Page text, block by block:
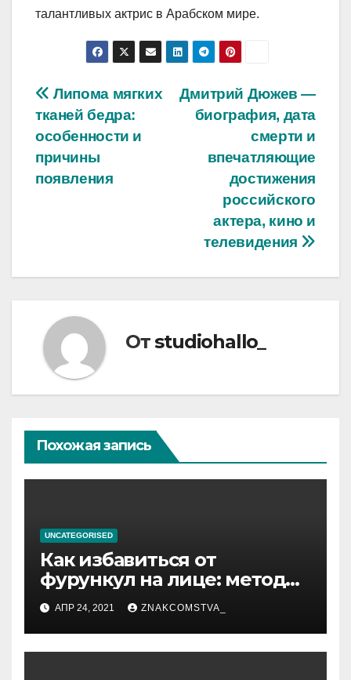
талантливых актрис в Арабском мире.
Навигация
по
записям
Дмитрий Дюжев —
биография, дата
смерти и
впечатляющие
достижения
российского
актера, кино и
телевидения
Липома мягких
тканей бедра:
особенности и
причины
появления
Отstudiohallo_
Похожая запись
UNCATEGORISED
Как избавиться от
фурункул на лице: методы
лечения
АПР 24, 2021 ZNAKCOMSTVA_